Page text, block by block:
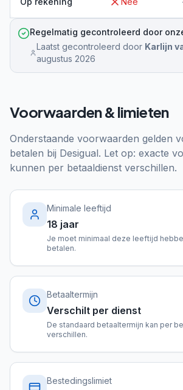
Regelmatig gecontroleerd door
Laatst gecontroleerd door Karlijn
augustus 2026
Voorwaarden & limieten
Onderstaande voorwaarden gelden
betalen bij Desigual. Let op: exacte
kunnen per betaaldienst verschillen.
Minimale leeftijd
18 jaar
Je moet minimaal deze leeftijd
betalen.
Betaaltermijn
Verschilt per dienst
De standaard betaaltermijn kan per
verschillen.
Bestedingslimiet